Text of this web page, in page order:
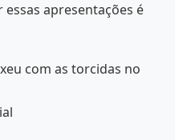
apresentações é
com as torcidas no